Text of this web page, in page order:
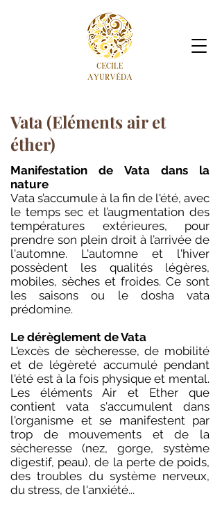
Vata (Eléments air et
éther)
Manifestation de Vata dans la
nature
Vata s’accumule à la fin de l'été, avec
le temps sec et l’augmentation des
températures extérieures, pour
prendre son plein droit à l’arrivée de
l'automne. L'automne et l'hiver
possèdent les qualités légères,
mobiles, sèches et froides. Ce sont
les saisons ou le dosha vata
prédomine.
Le dérèglement de Vata
L'excès de sècheresse, de mobilité
et de légèreté accumulé pendant
l'été est à la fois physique et mental.
Les éléments Air et Ether que
contient vata s'accumulent dans
l'organisme et se manifestent par
trop de mouvements et de la
sècheresse (nez, gorge, système
digestif, peau), de la perte de poids,
des troubles du système nerveux,
du stress, de l'anxiété...